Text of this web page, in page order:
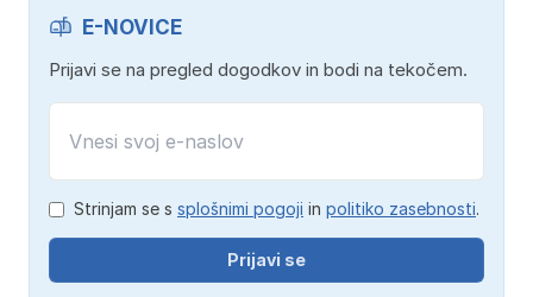
E-NOVICE
Prijavi se na pregled dogodkov in bodi na tekočem.
Strinjam se s splošnimi pogoji in politiko zasebnosti.
Prijavi se